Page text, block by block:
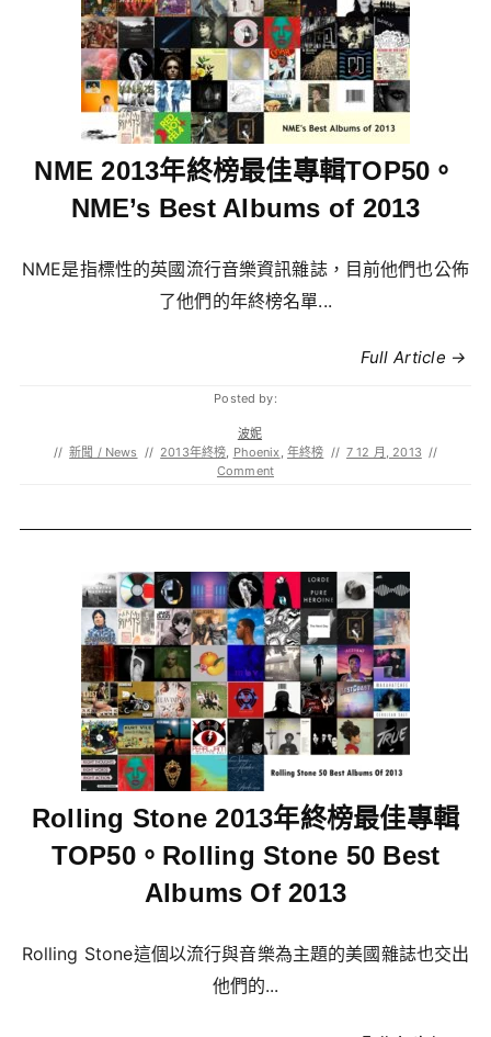
NME 2013年終榜最佳專輯TOP50。
NME’s Best Albums of 2013
NME是指標性的英國流行音樂資訊雜誌，目前他們也公佈
了他們的年終榜名單...
Full Article →
Posted by:
波妮
// 新聞 / News // 2013年終榜, Phoenix , 年終榜 // 7 12 月, 2013 //
Comment
Rolling Stone 2013年終榜最佳專輯
TOP50。Rolling Stone 50 Best
Albums Of 2013
Rolling Stone這個以流行與音樂為主題的美國雜誌也交出
他們的...